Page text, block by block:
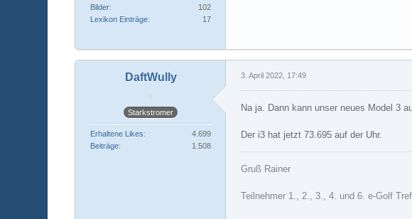
Bilder
102
Lexikon Einträge
17
DaftWully
Starkstromer
Erhaltene Likes
4.699
Beiträge
1.508
3. April 2022, 17:49
Na ja. Dann kann unser neues Model 3
Der i3 hat jetzt 73.695 auf der Uhr.
Gruß Rainer
Teilnehmer 1., 2., 3., 4. und 6. e-Golf